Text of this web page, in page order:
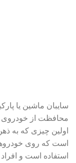
سایبان ماشین یا
محافظت از خودروی
اولین چیزی که به
است که روی
استفاده است و